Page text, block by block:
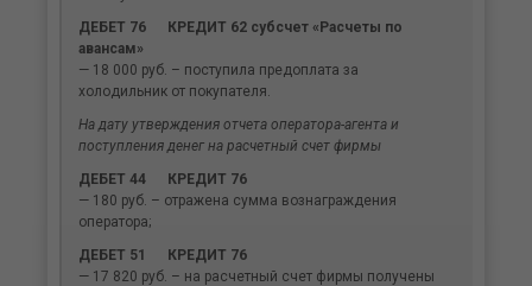
ДЕБЕТ 76 КРЕДИТ 62 субсчет «Расчеты по
авансам»
— 18 000 руб. – поступила предоплата за
холодильник от покупателя.
На дату утверждения отчета оператора-агента и
поступления денег на расчетный счет фирмы
ДЕБЕТ 44 КРЕДИТ 76
— 180 руб. – отражена сумма вознаграждения
оператора;
ДЕБЕТ 51 КРЕДИТ 76
— 17 820 руб. – на расчетный счет фирмы получены